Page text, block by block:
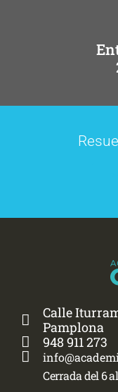
Calle
Pamplona
948 911 273
Cerrada del 6